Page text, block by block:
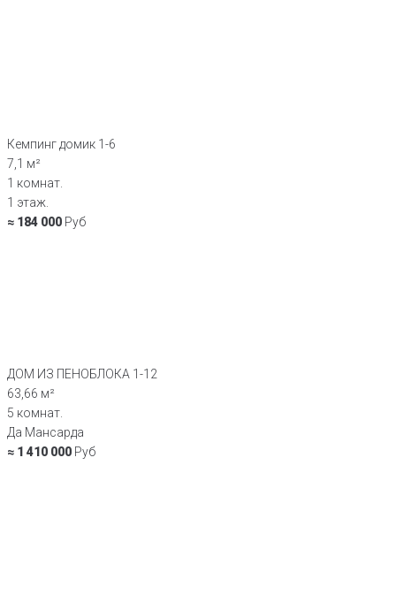
Кемпинг домик 1-6
7,1 м²
1 комнат.
1 этаж.
≈ 184 000 Руб
ДОМ ИЗ ПЕНОБЛОКА 1-12
63,66 м²
5 комнат.
Да Мансарда
≈ 1 410 000 Руб